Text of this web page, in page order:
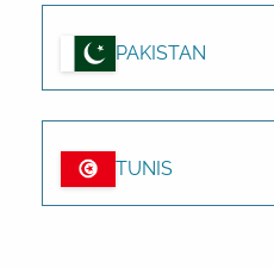
PAKISTAN
TUNIS